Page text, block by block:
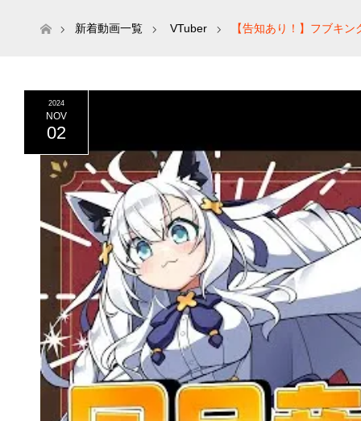
ホーム新着動画一覧 VTuber 【告知あり！】フブキ
2024
NOV
02